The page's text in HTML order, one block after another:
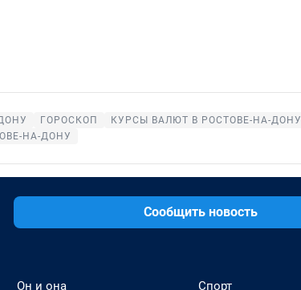
ГОРОСКОП
КУРСЫ ВАЛЮТ В РОСТОВЕ-НА-ДОНУ
НА-ДОНУ
Сообщить новость
Он и она
Спорт